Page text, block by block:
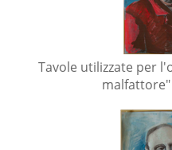
Tavole utilizzate per